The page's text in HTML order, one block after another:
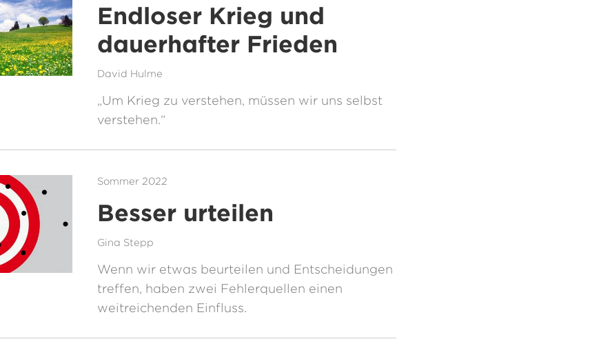
Endloser Krieg und
dauerhafter Frieden
David Hulme
„Um Krieg zu verstehen, müssen wir uns selbst
verstehen.“
Sommer 2022
Besser urteilen
Gina Stepp
Wenn wir etwas beurteilen und Entscheidungen
treffen, haben zwei Fehlerquellen einen
weitreichenden Einfluss.